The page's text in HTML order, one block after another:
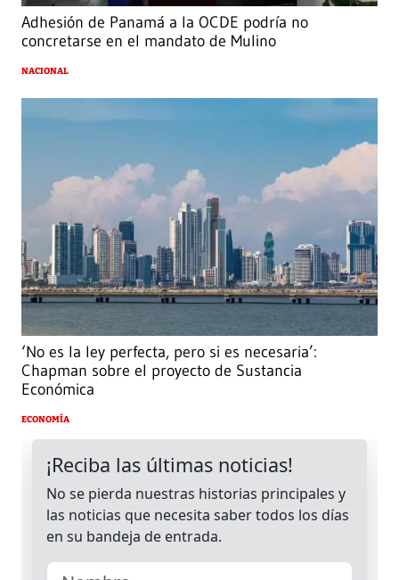
Adhesión de Panamá a la OCDE podría no
concretarse en el mandato de Mulino
NACIONAL
‘No es la ley perfecta, pero si es necesaria’:
Chapman sobre el proyecto de Sustancia
Económica
ECONOMÍA